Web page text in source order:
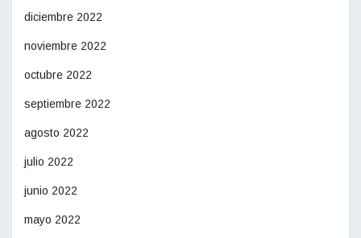
diciembre 2022
noviembre 2022
octubre 2022
septiembre 2022
agosto 2022
julio 2022
junio 2022
mayo 2022